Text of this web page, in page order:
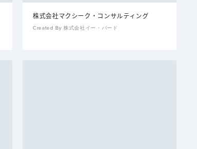
株式会社マクシーク・コンサルティング
Created By 株式会社イー・バード